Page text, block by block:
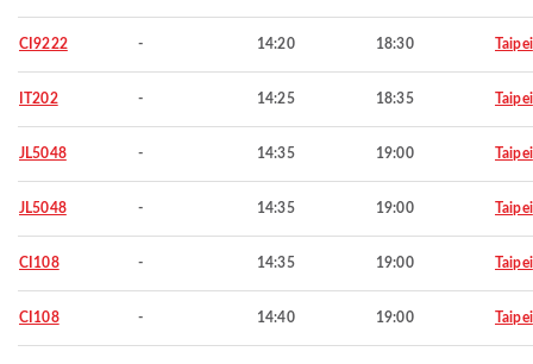
CI9222 - 14:20 18:30 Taipei
IT202 - 14:25 18:35 Taipei
JL5048 - 14:35 19:00 Taipei
JL5048 - 14:35 19:00 Taipei
CI108 - 14:35 19:00 Taipei
CI108 - 14:40 19:00 Taipei